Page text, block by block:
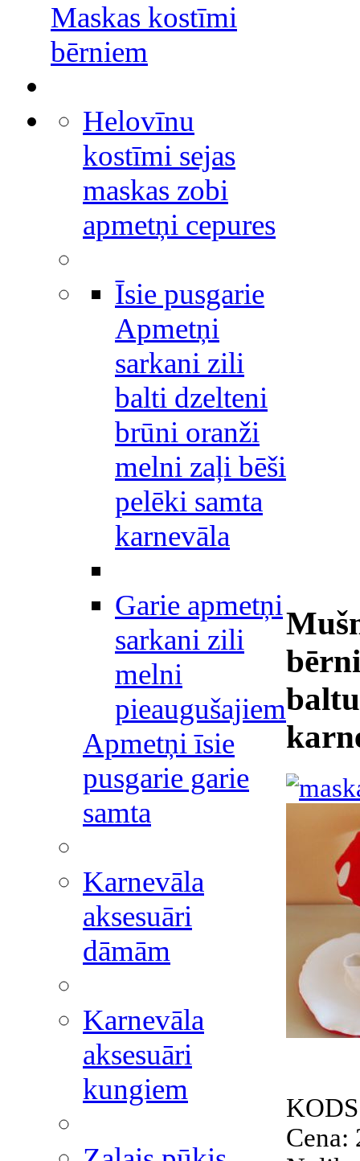
Maskas kostīmi
bērniem
Helovīnu
kostīmi sejas
maskas zobi
apmetņi cepures
Īsie pusgarie
Apmetņi
sarkani zili
balti dzelteni
brūni oranži
melni zaļi bēši
pelēki samta
karnevāla
Garie apmetņi
sarkani zili
melni
pieaugušajiem
Apmetņi īsie
pusgarie garie
samta
Karnevāla
aksesuāri
dāmām
Karnevāla
aksesuāri
kungiem
Cena: